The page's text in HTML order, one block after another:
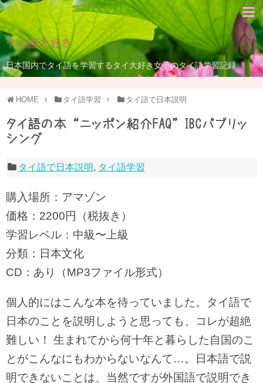
タイ語大好き
日本国内でタイ語を学習するタイ大好き女子のタイ語学習記録
HOME タイ語学習 タイ語で日本説明
タイ語の本 “ニッポン紹介FAQ” IBCパブリッ
シング
タイ語で日本説明, タイ語学習
購入場所：アマゾン
価格：2200円（税抜き）
学習レベル：中級〜上級
分類：日本文化
CD：あり（MP3ファイル形式）
個人的にはこんな本を待っていました。タイ語で
日本のことを説明しようと思っても、コレが超絶
難しい！ 生まれてから何十年と暮らした自国のこ
とがこんなにもわからないなんて…。日本語で説
明できないことは、当然ですが外国語で説明でき